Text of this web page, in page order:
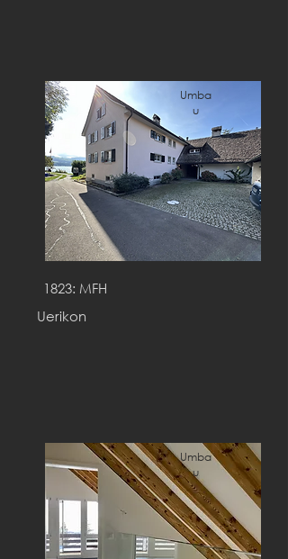
Umba
u
1823: MFH
Uerikon
Umba
u